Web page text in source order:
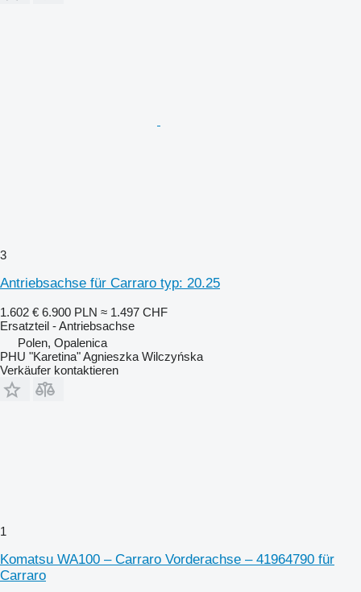
3
Antriebsachse für Carraro typ: 20.25
1.602 € 6.900 PLN ≈ 1.497 CHF
Ersatzteil - Antriebsachse
Polen, Opalenica
PHU "Karetina" Agnieszka Wilczyńska
Verkäufer kontaktieren
1
Komatsu WA100 – Carraro Vorderachse – 41964790 für
Carraro